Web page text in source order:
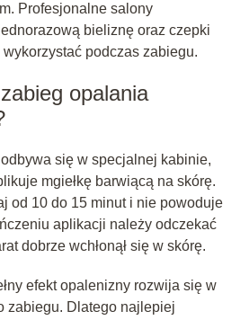
Profesjonalne salony
bieliznę oraz czepki
podczas zabiegu.
opalania
się w specjalnej kabinie,
mgiełkę barwiącą na skórę.
od 10 do 15 minut i nie powoduje
aplikacji należy odczekać
dobrze wchłonął się w skórę.
efekt opalenizny rozwija się w
zabiegu. Dlatego najlepiej